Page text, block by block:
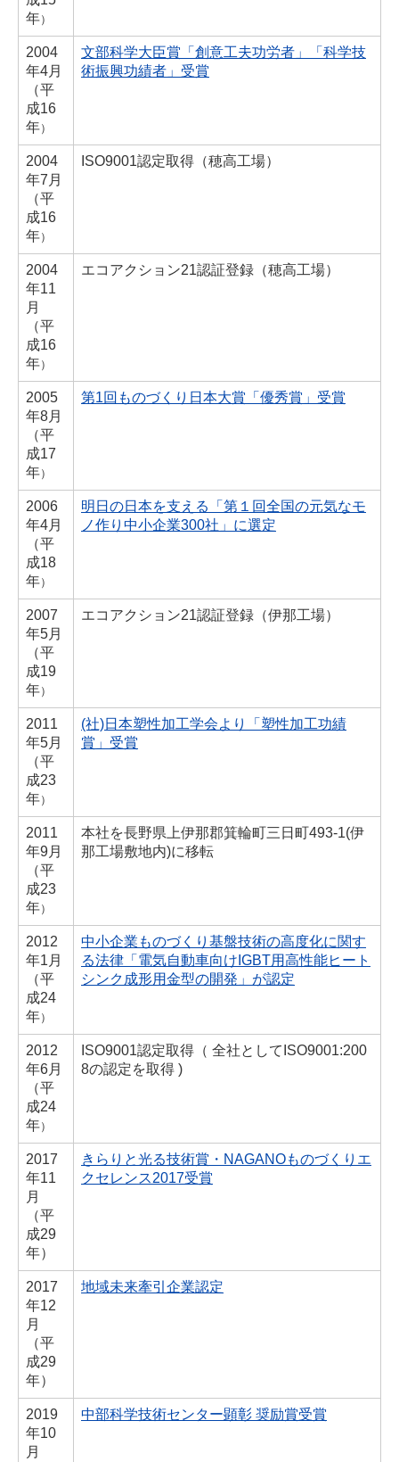
年）
2004
年4月
（平
成16
年）
文部科学大臣賞 「創意工夫功労者」「科学技
術振興功績者」 受賞
2004
年7月
（平
成16
年）
ISO9001認定取得（穂高工場）
2004
年11
月
（平
成16
年）
エコアクション21認証登録（穂高工場）
2005
年8月
（平
成17
年）
第1回ものづくり日本大賞「優秀賞」受賞
2006
年4月
（平
成18
年）
明日の日本を支える「第１回全国の元気なモ
ノ作り中小企業300社」に選定
2007
年5月
（平
成19
年）
エコアクション21認証登録（伊那工場）
2011
年5月
（平
成23
年）
(社)日本塑性加工学会より「塑性加工功績
賞」受賞
2011
年9月
（平
成23
年）
本社を長野県上伊那郡箕輪町三日町493-1(伊
那工場敷地内)に移転
2012
年1月
（平
成24
年）
中小企業ものづくり基盤技術の高度化に関す
る法律「電気自動車向けIGBT用高性能ヒート
シンク成形用金型の開発」が認定
2012
年6月
（平
成24
年）
ISO9001認定取得（ 全社としてISO9001:200
8の認定を取得 )
2017
年11
月
（平
成29
年）
きらりと光る技術賞・NAGANOものづくりエ
クセレンス2017受賞
2017
年12
月
（平
成29
年）
地域未来牽引企業認定
2019
年10
月
中部科学技術センター顕彰 奨励賞受賞